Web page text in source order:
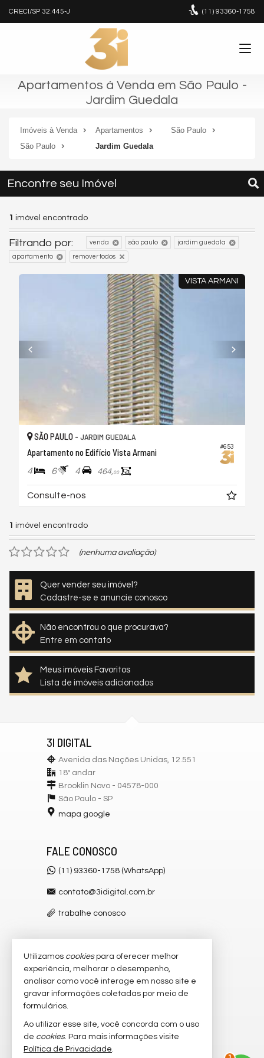
CRECI/SP 32.445-J (11) 93360-1758
Apartamentos à Venda em São Paulo -
Jardim Guedala
Imóveis à Venda Apartamentos
São Paulo
São Paulo
Jardim Guedala
Encontre seu Imóvel
1 imóvel encontrado
Filtrando por: venda são paulo jardim guedala
apartamento remover todos
VISTA ARMANI
#653
SÃO PAULO - JARDIM GUEDALA
Apartamento no Edifício Vista Armani
4 6 4 464,00
Consulte-nos
1 imóvel encontrado
(nenhuma avaliação)
Quer vender seu imóvel?
Cadastre-se e anuncie conosco
Não encontrou o que procurava?
Entre em contato
Meus imóveis Favoritos
Lista de imóveis adicionados
3I DIGITAL
Avenida das Nações Unidas, 12.551
18º andar
Brooklin Novo - 04578-000
São Paulo - SP
mapa google
FALE CONOSCO
(11) 93360-1758 (WhatsApp)
contato@3idigital.com.br
trabalhe conosco
VEJA MAIS
receba nosso newsletter
imóveis favoritos
mapa de imóveis
Utilizamos cookiespara oferecer melhor
experiência, melhorar o desempenho,
analisar como você interage em nosso site e
gravar informações coletadas por meio de
formulários.
Ao utilizar esse site, você concorda com o uso
de cookies. Para mais informações visite
Política de Privacidade.